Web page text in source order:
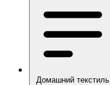
Домашний текстиль